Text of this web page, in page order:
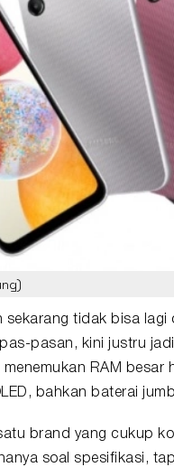
sekarang tidak bisa
pasan, kini justru
RAM besar
bahkan baterai
brand yang cukup
soal spesifikasi,